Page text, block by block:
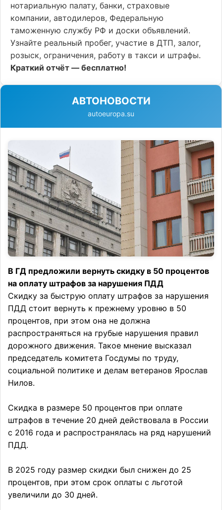
нотариальную палату, банки, страховые
компании, автодилеров, Федеральную
таможенную службу РФ и доски объявлений.
Узнайте реальный пробег, участие в ДТП, залог,
розыск, ограничения, работу в такси и штрафы.
Краткий отчёт — бесплатно!
АВТОНОВОСТИ
autoeuropa.su
В ГД предложили вернуть скидку в 50 процентов
на оплату штрафов за нарушения ПДД
Скидку за быструю оплату штрафов за нарушения
ПДД стоит вернуть к прежнему уровню в 50
процентов, при этом она не должна
распространяться на грубые нарушения правил
дорожного движения. Такое мнение высказал
председатель комитета Госдумы по труду,
социальной политике и делам ветеранов Ярослав
Нилов.
Скидка в размере 50 процентов при оплате
штрафов в течение 20 дней действовала в России
с 2016 года и распространялась на ряд нарушений
ПДД.
В 2025 году размер скидки был снижен до 25
процентов, при этом срок оплаты с льготой
увеличили до 30 дней.